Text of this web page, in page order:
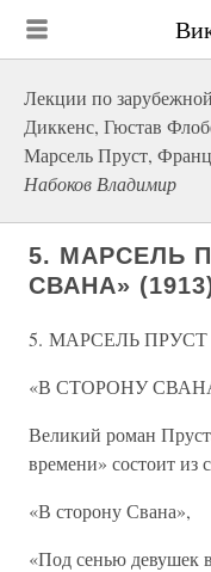
Лекции по
Диккенс, Гюстав
Марсель Пруст,
Набоков Владимир
5. МАРСЕЛЬ
СВАНА»
5. МАРСЕЛЬ ПРУСТ
«В СТОРОНУ
Великий роман
времени» состоит из
«В сторону Свана»,
«Под сенью девушек